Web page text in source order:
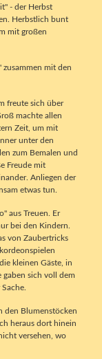
- der Herbst
Herbstlich bunt
mit großen
zusammen mit den
freute sich über
machte allen
Zeit, um mit
unter den
zum Bemalen und
Freude mit
Anliegen der
etwas tun.
aus Treuen. Er
bei den Kindern.
von Zaubertricks
kleinen Gäste, in
gaben sich voll dem
den Blumenstöcken
heraus dort hinein
versehen, wo